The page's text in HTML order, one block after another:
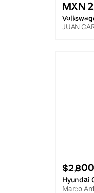
MXN
JUAN
Hyundai
Marco